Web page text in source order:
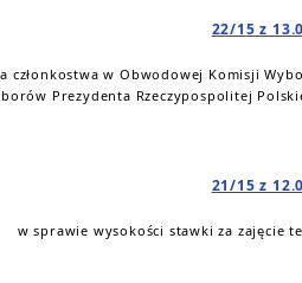
22/15 z
członkostwa w Obwodowej Komisji
Prezydenta Rzeczypospolitej
21/15 z
w sprawie wysokości stawki za zajęcie